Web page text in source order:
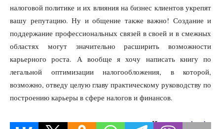
налоговой политике и их влияния на бизнес клиентов укрепят
вашу репутацию. Ну и общение также важно! Создание и
поддержание профессиональных связей в своей и в смежных
областях могут значительно расширить возможности
карьерного роста. А вообще я хочу написать книгу по
легальной оптимизации налогообложения, в которой,
возможно, отведу целую главу практическому руководству по
построению карьеры в сфере налогов и финансов.
Источник: lsm.kz